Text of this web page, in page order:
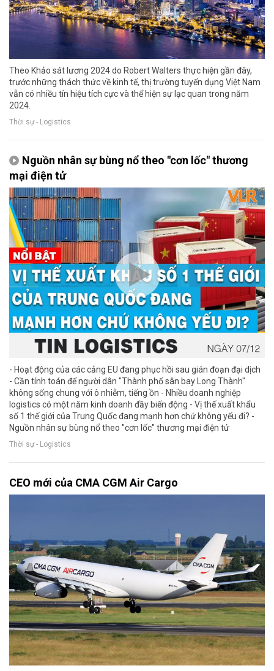
Theo Khảo sát lương 2024 do Robert Walters thực hiện gần đây,
trước những thách thức về kinh tế, thị trường tuyển dụng Việt Nam
vẫn có nhiều tín hiệu tích cực và thể hiện sự lạc quan trong năm
2024.
Thời sự - Logistics
Nguồn nhân sự bùng nổ theo "cơn lốc" thương
mại điện tử
- Hoạt động của các cảng EU đang phục hồi sau gián đoạn đại dịch
- Cần tính toán để người dân "Thành phố sân bay Long Thành"
không sống chung với ô nhiễm, tiếng ồn - Nhiều doanh nghiệp
logistics có một năm kinh doanh đầy biến động - Vị thế xuất khẩu
số 1 thế giới của Trung Quốc đang mạnh hơn chứ không yếu đi? -
Nguồn nhân sự bùng nổ theo "cơn lốc" thương mại điện tử
Thời sự - Logistics
CEO mới của CMA CGM Air Cargo